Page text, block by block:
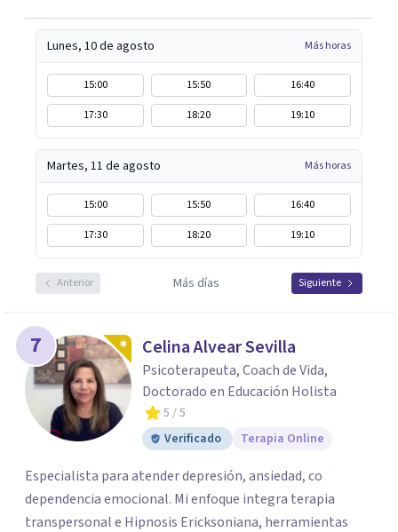
Lunes, 10 de agosto Más horas
15:00 15:50
16:40
17:30
18:20 19:10
Martes, 11 de agosto Más horas
15:00 15:50
16:40
17:30
18:20 19:10
Anterior Más días Siguiente
7 Celina Alvear Sevilla
Psicoterapeuta, Coach de Vida,
Doctorado en Educación Holista
5 / 5
Verificado
Terapia Online
Especialista para atender depresión, ansiedad, co
dependencia emocional. Mi enfoque integra terapia
transpersonal e Hipnosis Ericksoniana, herramientas